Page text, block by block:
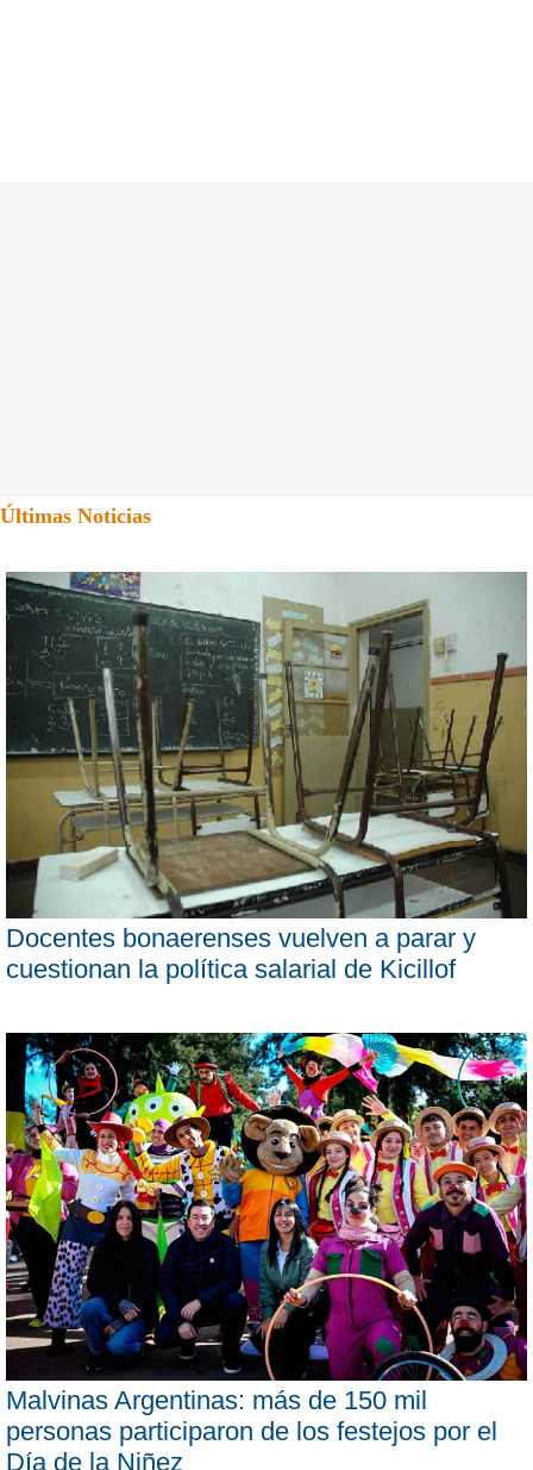
Últimas Noticias
Docentes bonaerenses vuelven a parar y
cuestionan la política salarial de Kicillof
Malvinas Argentinas: más de 150 mil
personas participaron de los festejos por el
Día de la Niñez